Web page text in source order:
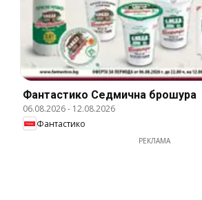
Фантастико Cедмична брошура
06.08.2026- 12.08.2026
Фантастико
РЕКЛАМА